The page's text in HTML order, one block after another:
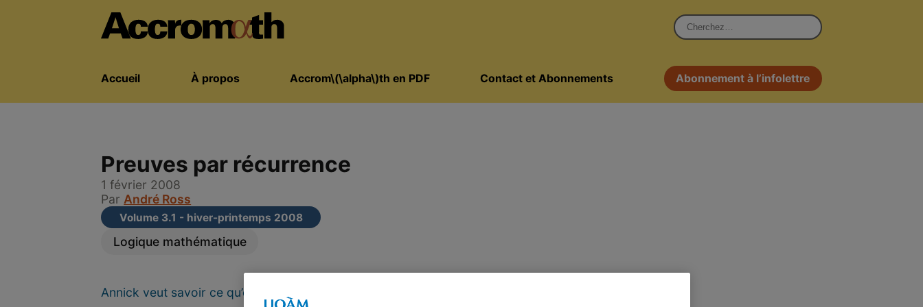
Rechercher :
Accueil À propos Accrom\(\alpha\)th en PDF Contact et Abonnements Abonnement à l’infolettre
Preuves par récurrence
1 février 2008
Par André Ross
Volume 3.1 - hiver-printemps 2008
Logique mathématique
Annick veut savoir ce qu’est une preuve par récurrence.